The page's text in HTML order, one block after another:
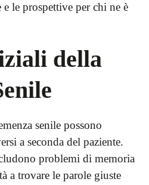
le prospettive per chi ne è
della
senile possono
a seconda del paziente.
problemi di memoria
a trovare le parole giuste